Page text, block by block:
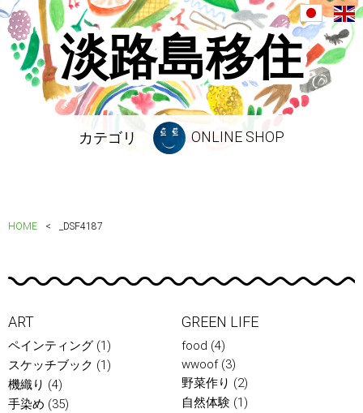
淡路島移住
カテゴリ ONLINE SHOP
HOME _DSF4187
ART
ペインティング (1)
スケッチブック (1)
機織り (4)
手染め (35)
GREEN LIFE
food (4)
wwoof(3)
野菜作り (2)
自然体験 (1)